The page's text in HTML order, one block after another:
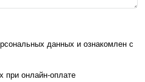
данных и ознакомлен с
при онлайн-оплате